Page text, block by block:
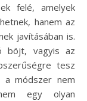
felé, amelyek
hanem az
javításában is.
böjt, vagyis az
tesz
a módszer nem
egy olyan